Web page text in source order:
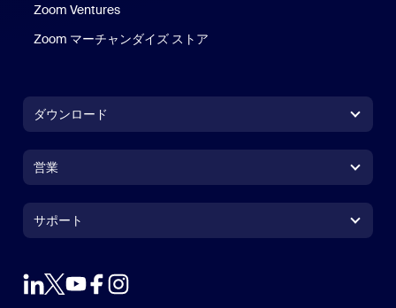
Zoom Ventures
Zoom マーチャンダイズ ストア
ダウンロード
Zoom RoomsアプリZoom Roomsアプリ
Zoom Roomsコントローラ
Outlookプラグイン
営業
営業担当にお問い合わせ
デモをリクエスト
サポート
サポート
アカウント